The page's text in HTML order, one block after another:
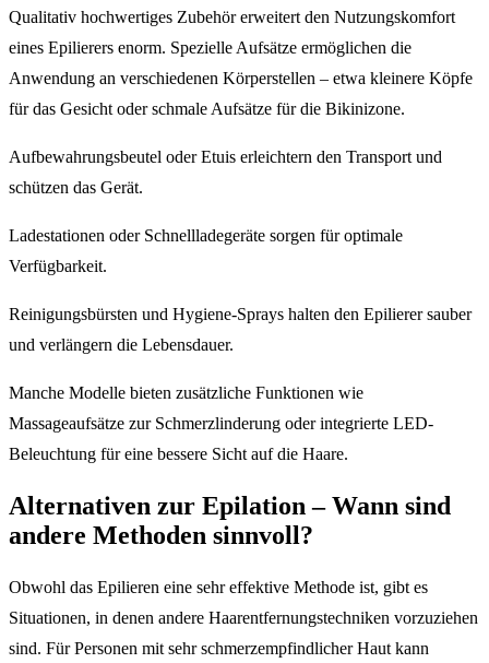
Qualitativ hochwertiges Zubehör erweitert den Nutzungskomfort
eines Epilierers enorm. Spezielle Aufsätze ermöglichen die
Anwendung an verschiedenen Körperstellen – etwa kleinere Köpfe
für das Gesicht oder schmale Aufsätze für die Bikinizone.
Aufbewahrungsbeutel oder Etuis erleichtern den Transport und
schützen das Gerät.
Ladestationen oder Schnellladegeräte sorgen für optimale
Verfügbarkeit.
Reinigungsbürsten und Hygiene-Sprays halten den Epilierer sauber
und verlängern die Lebensdauer.
Manche Modelle bieten zusätzliche Funktionen wie
Massageaufsätze zur Schmerzlinderung oder integrierte LED-
Beleuchtung für eine bessere Sicht auf die Haare.
Alternativen zur Epilation – Wann sind
andere Methoden sinnvoll?
Obwohl das Epilieren eine sehr effektive Methode ist, gibt es
Situationen, in denen andere Haarentfernungstechniken vorzuziehen
sind. Für Personen mit sehr schmerzempfindlicher Haut kann